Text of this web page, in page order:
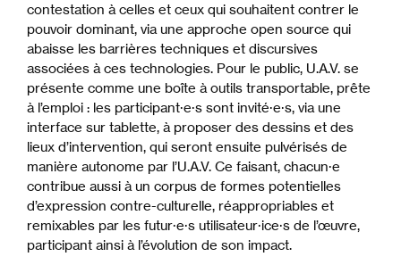
contestation à celles et ceux qui souhaitent contrer le
pouvoir dominant, via une approche open source qui
abaisse les barrières techniques et discursives
associées à ces technologies. Pour le public, U.A.V. se
présente comme une boîte à outils transportable, prête
à l’emploi : les participant·e·s sont invité·e·s, via une
interface sur tablette, à proposer des dessins et des
lieux d’intervention, qui seront ensuite pulvérisés de
manière autonome par l’U.A.V. Ce faisant, chacun·e
contribue aussi à un corpus de formes potentielles
d’expression contre-culturelle, réappropriables et
remixables par les futur·e·s utilisateur·ice·s de l’œuvre,
participant ainsi à l’évolution de son impact.